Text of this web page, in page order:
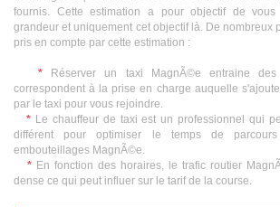
fournis. Cette estimation a pour objectif de
grandeur et uniquement cet objectif là. De nombreux
pris en compte par cette estimation :
* Réserver un taxi MagnÃ©e entraine
correspondent à la prise en charge auquelle
par le taxi pour vous rejoindre.
* Le chauffeur de taxi est un professionnel qui
différent pour optimiser le temps de
embouteillages MagnÃ©e.
* En fonction des horaires, le trafic routier
dense ce qui peut influer sur le tarif de la course.